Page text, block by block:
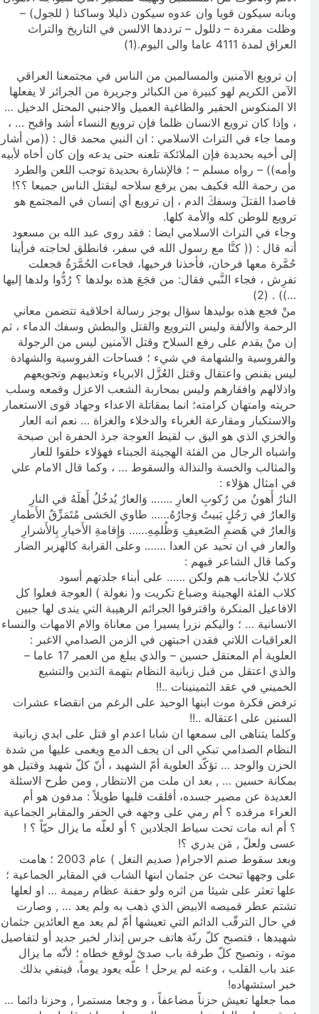
وبانه سيكون قويا وان عدوه سيكون ذليلا وساكنا ( للجول) –
وظلت مفردة – دللول – ترددها الالسن في التاريخ والتراث
العراق لمدة 4111 عاما والى اليوم.(1)
إن ترويع الآمنين والمسالمين من الناس في مجتمعنا العراقي
الآمن الكريم لهو كبيرة من الكبائر وجريرة من الجرائر لا يفعلها
الا المنكوس الحقير والطاغية العميل والاجنبي المحتل الدخيل …
، وإذا كان ترويع الانسان ظلما فإن ترويع النساء أشد واقبح … ،
ومما جاء في التراث الاسلامي : ان النبي محمد قال : ((من أشار
إلى أخيه بحديدة فإن الملائكة تلعنه حتى يدعه وإن كان أخاه لأبيه
وأمه)) – رواه مسلم – ؛ فالإشارة بحديدة توجب اللعن والطرد
من رحمة الله فكيف بمن يرفع سلاحه ليقتل الناس جميعا ؟؟!
قاصدا القتلَ وسفكَ الدم ، إن ترويع أي إنسان في المجتمع هو
ترويع للوطن كله والأمة كلها.
وجاء في التراث الاسلامي ايضا : فقد روى عبد الله بن مسعود
أنه قال : (( كنَّا مع رسول الله في سفر، فانطلق لحاجته فرأينا
حُمَّرة معها فرخان، فأخذنا فرخيها، فجاءت الحُمَّرَةُ فجعلت
تفرِش ، فجاء النَّبي فقال: من فجَعَ هذه بولدها ؟ رُدُّوا ولدها إليها
…)) . (2)
منْ فجع هذه بوليدها سؤال يوجز رسالة اخلاقية تتضمن معاني
الرحمة والألفة وليس الترويع والقتل والبطش وسفك الدماء ، ثم
إن منْ يقدم على رفع السلاح وقتل الآمنين ليس من الرجولة
والفروسية والشهامة في شيء ؛ فساحات الفروسية والشهادة
ليس بقنص واعتقال وقتل العُزَّل الابرياء وتعذيبهم وتجويعهم
واذلالهم وافقارهم وليس بمحاربة الشعب الاعزل وقمعه وسلب
حريته وامتهان كرامته؛ انما بمقاتلة الاعداء وجهاد قوى الاستعمار
والاستكبار ومقارعة الغرباء والدخلاء والغزاة … نعم انه العار
والخزي الذي هو اليق ب لقيط العوجة جرذ الحفرة ابن صبحة
واشباه الرجال من الفئة الهجينة الجبناء فهؤلاء خلقوا للعار
والمثالب والخسة والنذالة والسقوط … ، وكما قال الامام علي
في امثال هؤلاء :
النارُ أَهونُ من رُكوبِ العارِ ……. وَالعارُ يُدخُلُ أَهلَهُ في النارِ
وَالعارُ في رَجُلٍ يَبيتُ وَجارُهُ…… طاوي الحَشى مُتَمَزِّقُ الأَطمارِ
وَالعارُ في هَضمِ الضَعيفِ وَظُلمِهِ…… وَإِقامةِ الأَخيارِ بِالأَشرارِ
والعار في ان تحيد عن العدا ……. وعلى القرابة كالهزبر الضار
وكما قال الشاعر فيهم :
كلابٌ للأجانب هم ولكن …… على أبناء جلدتهم أسود
كلاب الفئة الهجينة وضباع تكريت و( نغولة ) العوجة فعلوا كل
الافاعيل المنكرة واقترفوا الجرائم الرهيبة التي يندى لها جبين
الانسانية … ؛ واليكم نزرا يسيرا من معاناة والام الامهات والنساء
العراقيات اللاتي فقدن احبتهن في الزمن الصدامي الاغبر :
العلوية أم المعتقل حسين – والذي يبلغ من العمر 17 عاما –
والذي اعتقل من قبل زبانية النظام بتهمة التدين والتشيع
الخميني في عقد الثمينينات ..!!
ترفض فكرة موت ابنها الوحيد على الرغم من انقضاء عشرات
السنين على اعتقاله ..!!
وكلما يتناهى الى سمعها ان شابا اعدم او قتل على ايدي زبانية
النظام الصدامي تبكي الى ان يجف الدمع ويغمى عليها من شدة
الحزن والوجد … تؤكّد العلوية أمّ الشهيد ، أنّ كلّ شهيد وقتيل هو
بمكانة حسين … , بعد ان ملت من الانتظار , ومن طرح الاسئلة
العديدة عن مصير جسده، أقلقت قلبها طويلاً : مدفون هو أم
العراء مرقده ؟ أم رمي على وجهه في الحفر والمقابر الجماعية
؟ أم انه مات تحت سياط الجلادين ؟ أو لعلّه ما يزال حيّاً ؟ !
عسى ولعلّ , مَن يدري ؟!
وبعد سقوط صنم الاجرام( صديم النغل ) عام 2003 ؛ هامت
على وجهها تبحث عن جثمان ابنها الشاب في المقابر الجماعية ؛
علها تعثر على شيئا من اثره ولو حفنة عظام رميمة … او لعلها
تشتم عطر قميصه الابيض الذي ذهب به ولم يعد … , وصارت
في حال الترقّب الدائم التي تعيشها أمّ لم يعد مع العائدين جثمان
شهيدها ، فتصبح كلّ رنّة هاتف جرس إنذار لخبر جديد أو لتفاصيل
موته ، وتصبح كلّ طرقة باب صدىً لوقع خطاه ؛ لأنّه ما يزال
عند باب القلب ، وعنه لم يرحل ! علّه يعود يوماً، فينفي بذلك
خبر استشهاده!
مما جعلها تعيش حزناً مضاعفاً ، و وجعا مستمرا , وحزنا دائما …